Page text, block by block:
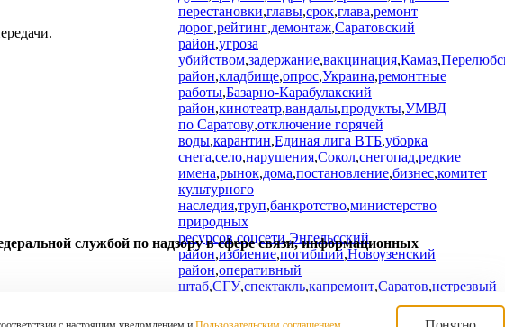
перестановки,главы,срок,глава,ремонт
дорог,рейтинг,демонтаж,Саратовский
район,угроза
убийством,задержание,вакцинация,Камаз,
район,кладбище,опрос,Украина,ремонтные
работы,Базарно-Карабулакский
район,кинотеатр,вандалы,продукты,УМВД
по Саратову,отключение горячей
воды,карантин,Единая лига ВТБ,уборка
снега,село,нарушения,Сокол,снегопад,редкие
имена,рынок,дома,постановление,бизнес,комитет
культурного
наследия,труп,банкротство,министерство
природных
ресурсов,соцсети,Энгельсский
район,избиение,погибший,Новоузенский
район,оперативный
штаб,СГУ,спектакль,капремонт,Саратов,нетрезвый
ипотека,Су
СК по Саратовской
службой по надзору в сфере связи, информационных